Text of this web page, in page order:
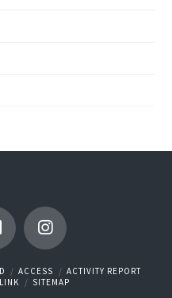
ACCESS
ACTIVITY REPORT
LINK SITEMAP